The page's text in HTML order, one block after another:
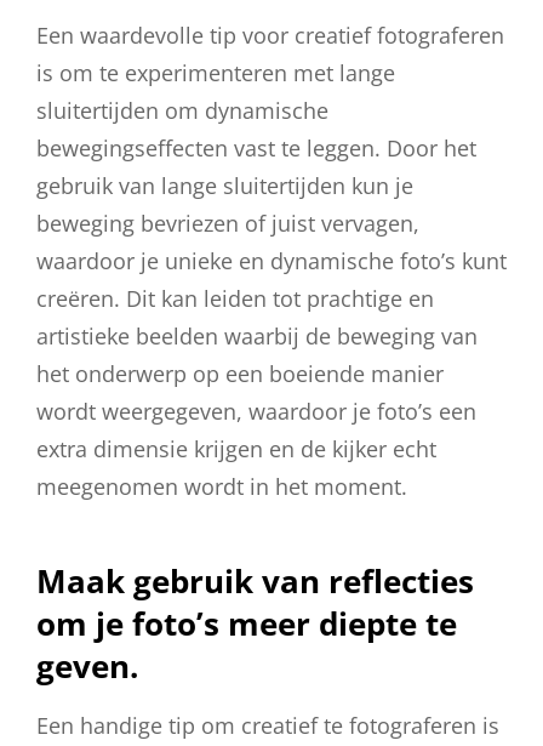
Een waardevolle tip voor creatief fotograferen
is om te experimenteren met lange
sluitertijden om dynamische
bewegingseffecten vast te leggen. Door het
gebruik van lange sluitertijden kun je
beweging bevriezen of juist vervagen,
waardoor je unieke en dynamische foto’s kunt
creëren. Dit kan leiden tot prachtige en
artistieke beelden waarbij de beweging van
het onderwerp op een boeiende manier
wordt weergegeven, waardoor je foto’s een
extra dimensie krijgen en de kijker echt
meegenomen wordt in het moment.
Maak gebruik van reflecties
om je foto’s meer diepte te
geven.
Een handige tip om creatief te fotograferen is